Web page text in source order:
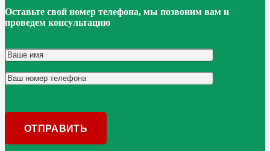
Оставьте свой номер телефона, мы позвоним вам и
проведем консультацию